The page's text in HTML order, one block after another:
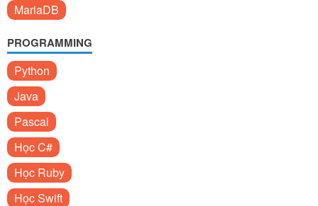
MariaDB
PROGRAMMING
Python
Java
Pascal
Học C#
Học Ruby
Học Swift